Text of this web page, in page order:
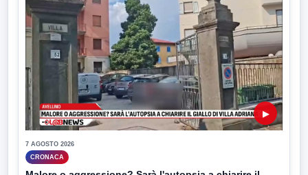
▶
7 AGOSTO 2026
CRONACA